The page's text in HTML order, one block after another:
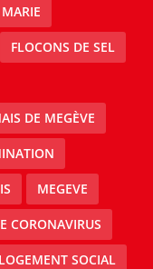
FLOCONS DE SEL
DE MEGÈVE
MEGEVE
CORONAVIRUS
SOCIAL